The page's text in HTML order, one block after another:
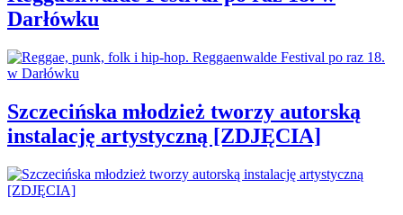
Darłówku
Szczecińska młodzież tworzy autorską
instalację artystyczną [ZDJĘCIA]